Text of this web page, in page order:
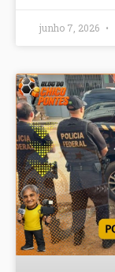
junho 7, 2026